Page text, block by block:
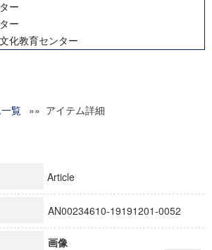
ー
ー
化教育センター
ーチインスティテュート
金研究成果報告書
ローバルCOEプログラム市民社会ガバナンス
ローバルCOEプログラム論理と感性の先端的
リーディングプログラム「超成熟社会発展のサ
文等(8)
覧 »» アイテム詳細
Article
AN00234610-19191201-0052
画像